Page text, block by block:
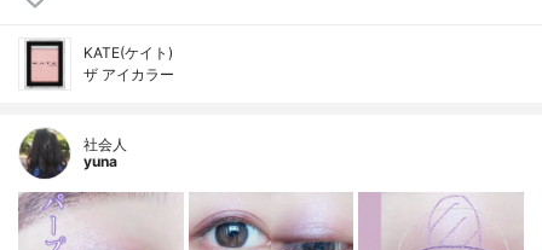
KATE(ケイト)
ザ アイカラー
社会人
yuna